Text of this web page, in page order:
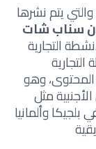
يتم نشرها
سناب شات
التجارية
وهو
مثل
وألمانيا